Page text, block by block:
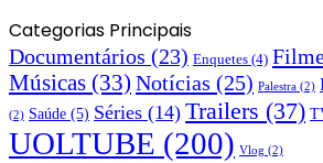
Categorias Principais
Documentários (23) Enquetes (4)
Músicas (33) Notícias (25) Palestra (2)
(2) Saúde (5) Séries (14) Trailers (37)
UOLTUBE (200) Vlog (2)